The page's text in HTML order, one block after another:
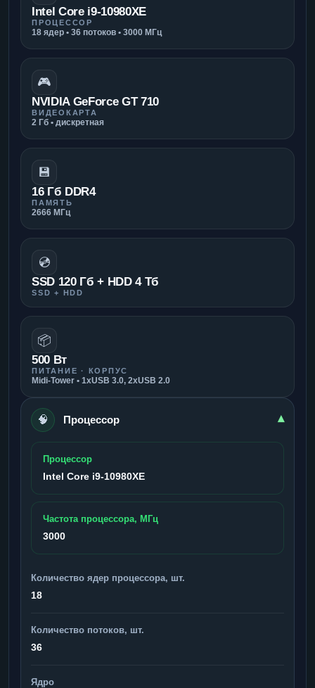
Intel Core i9-10980XE
ПРОЦЕССОР
18 ядер • 36 потоков • 3000 МГц
🎮
NVIDIA GeForce GT 710
ВИДЕОКАРТА
2 Гб • дискретная
💾
16 Гб DDR4
ПАМЯТЬ
2666 МГц
💿
SSD 120 Гб + HDD 4 Тб
SSD + HDD
📦
500 Вт
ПИТАНИЕ · КОРПУС
Midi-Tower • 1xUSB 3.0, 2xUSB 2.0
🧠 Процессор ▾
Процессор
Intel Core i9-10980XE
Частота процессора, МГц
3000
Количество ядер процессора, шт.
18
Количество потоков, шт.
36
Ядро